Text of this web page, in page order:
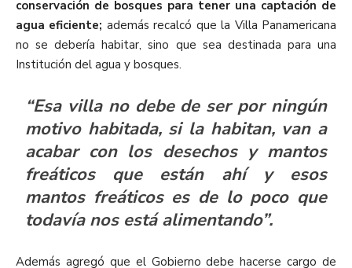
conservación de bosques para tener una captación de
agua eficiente; además recalcó que la Villa Panamericana
no se debería habitar, sino que sea destinada para una
Institución del agua y bosques.
“Esa villa no debe de ser por ningún
motivo habitada, si la habitan, van a
acabar con los desechos y mantos
freáticos que están ahí y esos
mantos freáticos es de lo poco que
todavía nos está alimentando”.
Además agregó que el Gobierno debe hacerse cargo de